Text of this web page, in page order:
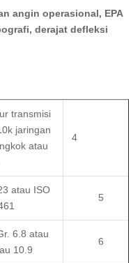
angin operasional, EPA
derajat defleksi
transmisi
jaringan
atau
4
atau ISO
5
6.8 atau
10.9
6